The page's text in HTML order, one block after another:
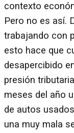
contexto
Pero no es así.
trabajando con
esto hace que
desapercibido
presión
meses del año
de autos
una muy mala